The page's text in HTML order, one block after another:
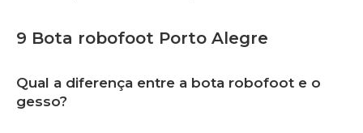
9 Bota robofoot Porto Alegre
Qual a diferença entre a bota robofoot e o
gesso?